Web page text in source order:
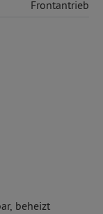
Frontantrieb
beheizt